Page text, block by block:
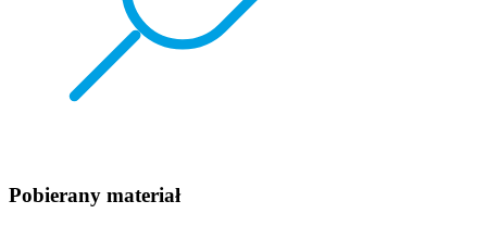
Pobierany materiał